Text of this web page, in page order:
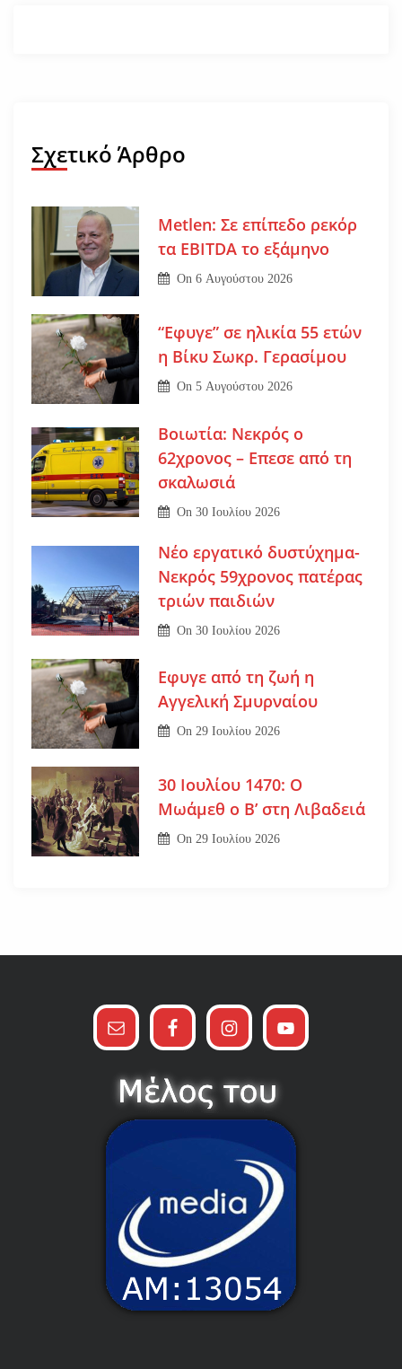
Σχετικό Άρθρο
Metlen: Σε επίπεδο ρεκόρ
τα EBITDA το εξάμηνο
On6 Αυγούστου 2026
“Εφυγε” σε ηλικία 55 ετών
η Βίκυ Σωκρ. Γερασίμου
On5 Αυγούστου 2026
Βοιωτία: Νεκρός ο
62χρονος – Επεσε από τη
σκαλωσιά
On30 Ιουλίου 2026
Νέο εργατικό δυστύχημα-
Νεκρός 59χρονος πατέρας
τριών παιδιών
On30 Ιουλίου 2026
Εφυγε από τη ζωή η
Αγγελική Σμυρναίου
On29 Ιουλίου 2026
30 Ιουλίου 1470: Ο
Μωάμεθ ο Β’ στη Λιβαδειά
On29 Ιουλίου 2026